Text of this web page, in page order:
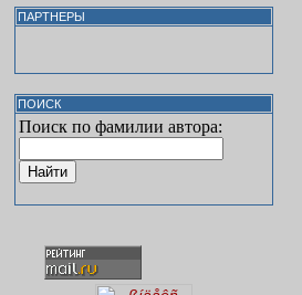
ПАРТНЕРЫ
ПОИСК
Поиск по фамилии автора: